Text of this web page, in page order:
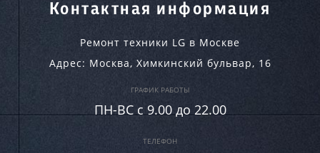
Контактная информация
Ремонт техники LG в Москве
Адрес: Москва, Химкинский бульвар, 16
ГРАФИК РАБОТЫ
ПН-ВC c 9.00 до 22.00
ТЕЛЕФОН